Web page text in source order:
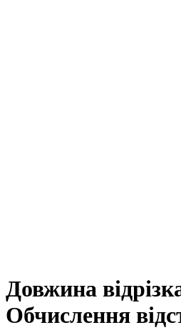
Довжина
Обчислення